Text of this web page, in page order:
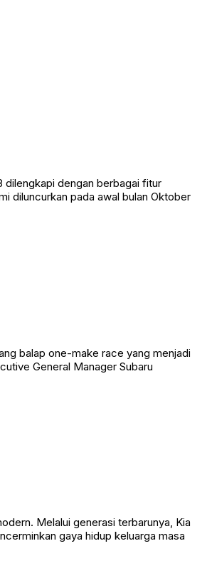
dilengkapi dengan berbagai fitur
diluncurkan pada awal bulan Oktober
balap one-make race yang menjadi
General Manager Subaru
Melalui generasi terbarunya, Kia
gaya hidup keluarga masa